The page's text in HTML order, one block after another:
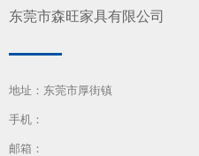
东莞市森旺家具有限公司
地址：东莞市厚街镇
手机：
邮箱：